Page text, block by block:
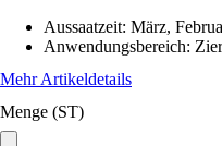
Aussaatzeit: März,
Anwendungsbereich:
Mehr Artikeldetails
Menge (ST)